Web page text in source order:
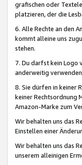
grafischen oder
platzieren, der die
6. Alle Rechte an den
kommt alleine uns
stehen.
7. Du darfst kein Logo
anderweitig
8. Sie dürfen in keiner
keiner Rechtsordnung
Amazon-Marke zum
Wir behalten uns das
Einstellen einer
Wir behalten uns das
unserem alleinigen